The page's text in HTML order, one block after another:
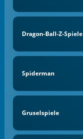
Dragon-Ball-Z-Spiele
Spiderman
Gruselspiele